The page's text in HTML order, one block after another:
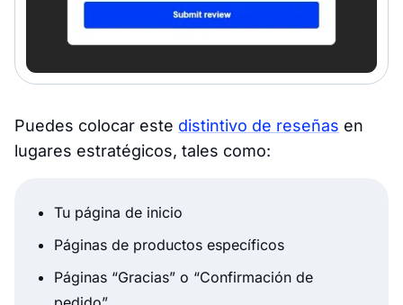
Puedes colocar este distintivo de reseñas en
lugares estratégicos, tales como:
Tu página de inicio
Páginas de productos específicos
Páginas “Gracias” o “Confirmación de